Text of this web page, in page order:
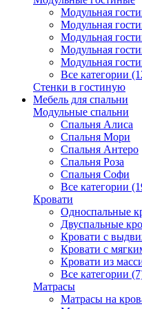
Модульная
Модульная
Модульная
Модульная
Модульная
Все категории
Стенки в гостиную
Мебель для спальни
Модульные спальни
Спальня Алиса
Спальня Мори
Спальня Антеро
Спальня Роза
Спальня Софи
Все категории
Кровати
Односпальные
Двуспальные
Кровати с
Кровати с
Кровати из
Все категории
Матрасы
Матрасы на